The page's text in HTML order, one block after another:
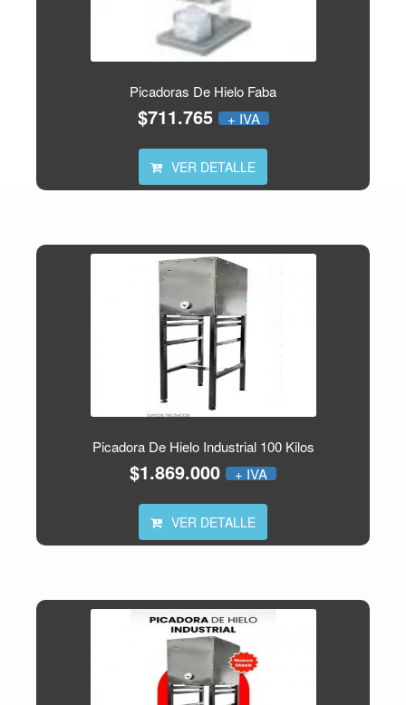
Picadoras De Hielo Faba
$711.765 + IVA
VER DETALLE
Picadora De Hielo Industrial 100 Kilos
$1.869.000 + IVA
VER DETALLE